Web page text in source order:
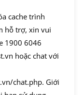
cache trình
hỗ trợ, xin vui
1900 6046
hoặc chat với
chat.php. Giới